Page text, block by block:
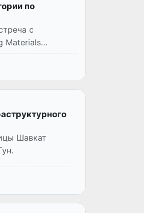
по
с
Materials
Шавкат